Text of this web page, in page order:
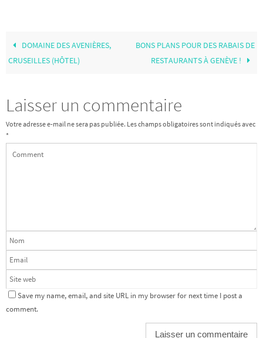
DOMAINE DES AVENIÈRES,
CRUSEILLES (HÔTEL)
BONS PLANS POUR DES RABAIS DE
RESTAURANTS À GENÈVE !
Laisser un commentaire
Votre adresse e-mail ne sera pas publiée. Les champs obligatoires sont indiqués avec
*
Save my name, email, and site URL in my browser for next time I post a
comment.